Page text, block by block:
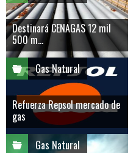
Destinará CENAGAS 12 mil
500 m...
Gas Natural
Refuerza Repsol mercado de
gas
Gas Natural